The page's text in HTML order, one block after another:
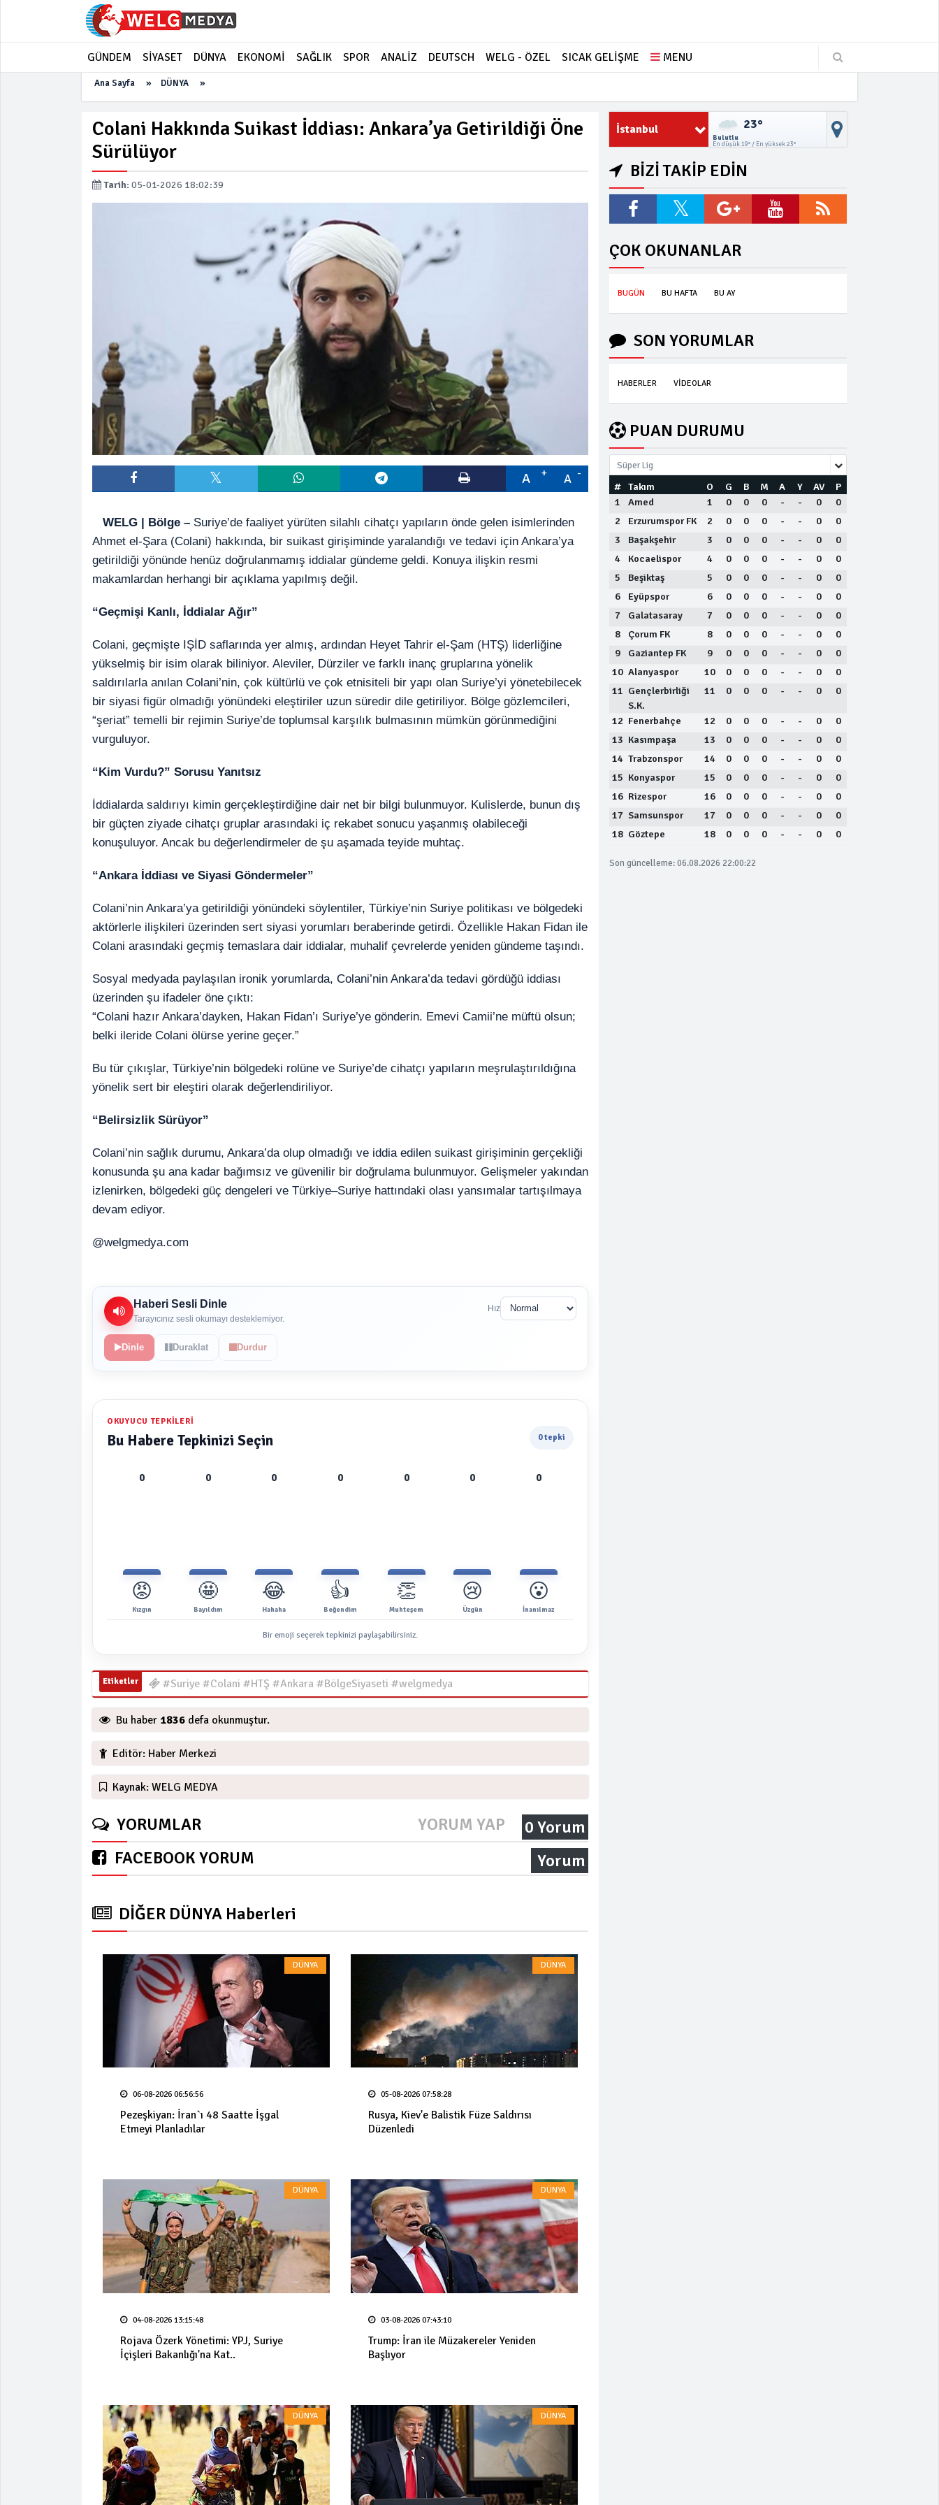
GÜNDEM SİYASET DÜNYA EKONOMİ SAĞLIK SPOR ANALİZ DEUTSCH WELG - ÖZEL SICAK GELİŞME MENU
Ana Sayfa » DÜNYA »
Colani Hakkında Suikast İddiası: Ankara’ya Getirildiği Öne
Sürülüyor
Tarih:05-01-2026 18:02:39
A A
WELG | Bölge – Suriye’de faaliyet yürüten silahlı cihatçı yapıların önde gelen isimlerinden
Ahmet el-Şara (Colani) hakkında, bir suikast girişiminde yaralandığı ve tedavi için Ankara’ya
getirildiği yönünde henüz doğrulanmamış iddialar gündeme geldi. Konuya ilişkin resmi
makamlardan herhangi bir açıklama yapılmış değil.
“Geçmişi Kanlı, İddialar Ağır”
Colani, geçmişte IŞİD saflarında yer almış, ardından Heyet Tahrir el-Şam (HTŞ) liderliğine
yükselmiş bir isim olarak biliniyor. Aleviler, Dürziler ve farklı inanç gruplarına yönelik
saldırılarla anılan Colani’nin, çok kültürlü ve çok etnisiteli bir yapı olan Suriye’yi yönetebilecek
bir siyasi figür olmadığı yönündeki eleştiriler uzun süredir dile getiriliyor. Bölge gözlemcileri,
“şeriat” temelli bir rejimin Suriye’de toplumsal karşılık bulmasının mümkün görünmediğini
vurguluyor.
“Kim Vurdu?” Sorusu Yanıtsız
İddialarda saldırıyı kimin gerçekleştirdiğine dair net bir bilgi bulunmuyor. Kulislerde, bunun dış
bir güçten ziyade cihatçı gruplar arasındaki iç rekabet sonucu yaşanmış olabileceği
konuşuluyor. Ancak bu değerlendirmeler de şu aşamada teyide muhtaç.
“Ankara İddiası ve Siyasi Göndermeler”
Colani’nin Ankara’ya getirildiği yönündeki söylentiler, Türkiye’nin Suriye politikası ve bölgedeki
aktörlerle ilişkileri üzerinden sert siyasi yorumları beraberinde getirdi. Özellikle Hakan Fidan ile
Colani arasındaki geçmiş temaslara dair iddialar, muhalif çevrelerde yeniden gündeme taşındı.
Sosyal medyada paylaşılan ironik yorumlarda, Colani’nin Ankara’da tedavi gördüğü iddiası
üzerinden şu ifadeler öne çıktı:
“Colani hazır Ankara’dayken, Hakan Fidan’ı Suriye’ye gönderin. Emevi Camii’ne müftü olsun;
belki ileride Colani ölürse yerine geçer.”
Bu tür çıkışlar, Türkiye’nin bölgedeki rolüne ve Suriye’de cihatçı yapıların meşrulaştırıldığına
yönelik sert bir eleştiri olarak değerlendiriliyor.
“Belirsizlik Sürüyor”
Colani’nin sağlık durumu, Ankara’da olup olmadığı ve iddia edilen suikast girişiminin gerçekliği
konusunda şu ana kadar bağımsız ve güvenilir bir doğrulama bulunmuyor. Gelişmeler yakından
izlenirken, bölgedeki güç dengeleri ve Türkiye–Suriye hattındaki olası yansımalar tartışılmaya
devam ediyor.
@welgmedya.com
Haberi Sesli Dinle
Tarayıcınız sesli okumayı desteklemiyor.
Hız
Dinle Duraklat Durdur
OKUYUCU TEPKILERI
Bu Habere Tepkinizi Seçin 0 tepki
0
😡
Kızgın
0
🤩
Bayıldım
0
😂
Hahaha
0
👍
Beğendim
0
👏
Muhteşem
0
😢
Üzgün
0
😮
İnanılmaz
Bir emoji seçerek tepkinizi paylaşabilirsiniz.
Etiketler #Suriye #Colani #HTŞ #Ankara #BölgeSiyaseti #welgmedya
Bu haber 1836 defa okunmuştur.
Editör: Haber Merkezi
Kaynak: WELG MEDYA
YORUMLAR 0 Yorum
YORUM YAP
FACEBOOK YORUM
Yorum
DİĞER DÜNYA Haberleri
DÜNYA
06-08-2026 06:56:56
Pezeşkiyan: İran`ı 48 Saatte İşgal
Etmeyi Planladılar
DÜNYA
05-08-2026 07:58:28
Rusya, Kiev'e Balistik Füze Saldırısı
Düzenledi
DÜNYA
04-08-2026 13:15:48
Rojava Özerk Yönetimi: YPJ, Suriye
İçişleri Bakanlığı'na Kat..
DÜNYA
03-08-2026 07:43:10
Trump: İran ile Müzakereler Yeniden
Başlıyor
DÜNYA DÜNYA
İstanbul 23°
Bulutlu
En düşük 19° / En yüksek 23°
BİZİ TAKİP EDİN
ÇOK OKUNANLAR
BUGÜN BU HAFTA BU AY
SON YORUMLAR
HABERLER VİDEOLAR
PUAN DURUMU
Süper Lig
# Takım O G B M A Y AV
P
1
Amed 1 0 0 0 - - 0
0
2
Erzurumspor FK 2 0 0 0 - - 0
0
3
Başakşehir 3 0 0 0 - - 0
0
4
Kocaelispor 4 0 0 0 - - 0
0
5
Beşiktaş 5 0 0 0 - - 0
0
6
Eyüpspor 6 0 0 0 - - 0
0
7
Galatasaray 7 0 0 0 - - 0
0
8
Çorum FK 8 0 0 0 - - 0
0
9
Gaziantep FK 9 0 0 0 - - 0
0
10 Alanyaspor 10 0 0 0 - - 0
0
11 Gençlerbirliği
S.K.
11 0 0 0 - - 0 0
12 Fenerbahçe 12 0 0 0 - - 0
0
13 Kasımpaşa 13 0 0 0 - - 0
0
14 Trabzonspor 14 0 0 0 - - 0
0
15 Konyaspor 15 0 0 0 - - 0
0
16 Rizespor 16 0 0 0 - - 0
0
17 Samsunspor 17 0 0 0 - - 0
0
18 Göztepe 18 0 0 0 - - 0 0
Son güncelleme: 06.08.2026 22:00:22